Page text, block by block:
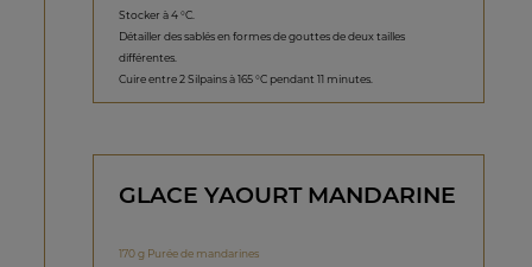
Stocker à 4 °C.
Détailler des sablés en formes de gouttes de deux tailles
différentes.
Cuire entre 2 Silpains à 165 °C pendant 11 minutes.
GLACE YAOURT MANDARINE
170 g Purée de mandarines